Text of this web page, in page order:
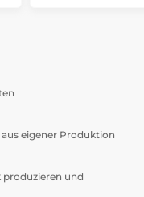
eigener Produktion
produzieren und